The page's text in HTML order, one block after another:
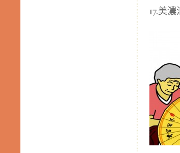
17.美